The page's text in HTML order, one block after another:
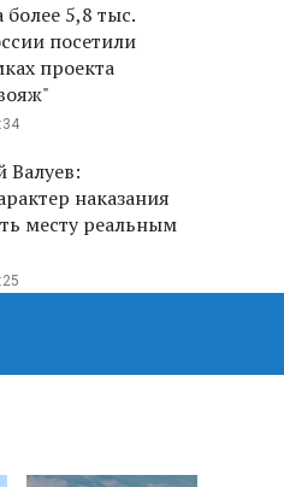
более 5,8 тыс.
посетили
проекта
Валуев:
наказания
месту реальным